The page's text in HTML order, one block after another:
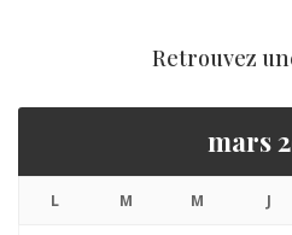
Retrouvez
mars
L M M J